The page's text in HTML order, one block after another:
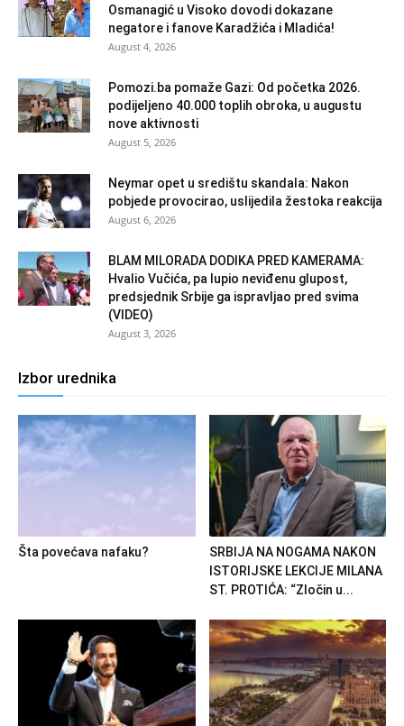
Osmanagić u Visoko dovodi dokazane
negatore i fanove Karadžića i Mladića!
August 4, 2026
Pomozi.ba pomaže Gazi: Od početka 2026.
podijeljeno 40.000 toplih obroka, u augustu
nove aktivnosti
August 5, 2026
Neymar opet u središtu skandala: Nakon
pobjede provocirao, uslijedila žestoka reakcija
August 6, 2026
BLAM MILORADA DODIKA PRED KAMERAMA:
Hvalio Vučića, pa lupio neviđenu glupost,
predsjednik Srbije ga ispravljao pred svima
(VIDEO)
August 3, 2026
Izbor urednika
Šta povećava nafaku?
SRBIJA NA NOGAMA NAKON
ISTORIJSKE LEKCIJE MILANA
ST. PROTIĆA: “Zločin u...